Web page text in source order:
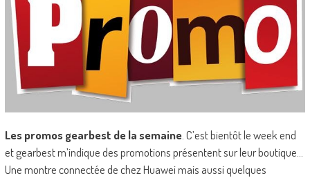
Les promos gearbest de la semaine. C’est bientôt le week end
et gearbest m’indique des promotions présentent sur leur boutique…
Une montre connectée de chez Huawei mais aussi quelques